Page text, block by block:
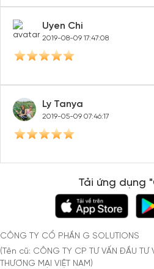
Uyen Chi
2019-08-09 17:47:08
Ly Tanya
2019-05-09 07:46:17
Tải ứng dụng
CÔNG TY CỔ PHẦN G SOLUTIONS
(Tên cũ: CÔNG TY CP TƯ VẤN ĐẦU TƯ
THƯƠNG MẠI VIỆT NAM)